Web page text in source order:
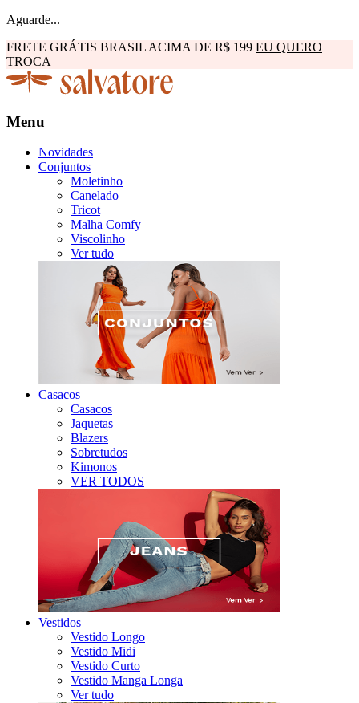
Aguarde...
FRETE GRÁTIS BRASIL ACIMA DE R$ 199 EU QUERO
TROCA
Menu
Novidades
Conjuntos
Moletinho
Canelado
Tricot
Malha Comfy
Viscolinho
Ver tudo
Casacos
Casacos
Jaquetas
Blazers
Sobretudos
Kimonos
VER TODOS
Vestidos
Vestido Longo
Vestido Midi
Vestido Curto
Vestido Manga Longa
Ver tudo